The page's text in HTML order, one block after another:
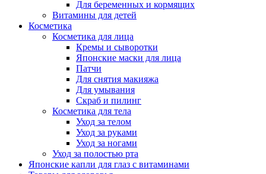
Для беременных и кормящих
Витамины для детей
Косметика
Косметика для лица
Кремы и сыворотки
Японские маски для лица
Патчи
Для снятия макияжа
Для умывания
Скраб и пилинг
Косметика для тела
Уход за телом
Уход за руками
Уход за ногами
Уход за полостью рта
Японские капли для глаз с витаминами